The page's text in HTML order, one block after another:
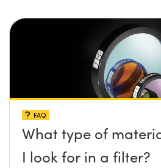
FAQ
What type of
I look for in a filter?